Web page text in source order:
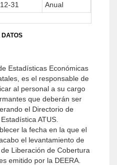
31 Anual
DATOS
Estadísticas Económicas
es el responsable de
al personal a su cargo
que deberán ser
el Directorio de
ATUS.
la fecha en la que el
el levantamiento de
Liberación de Cobertura
emitido por la DEERA.